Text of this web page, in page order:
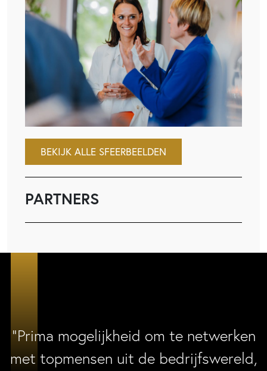
BEKIJK ALLE SFEERBEELDEN
PARTNERS
“Prima mogelijkheid om te netwerken
met topmensen uit de bedrijfswereld,